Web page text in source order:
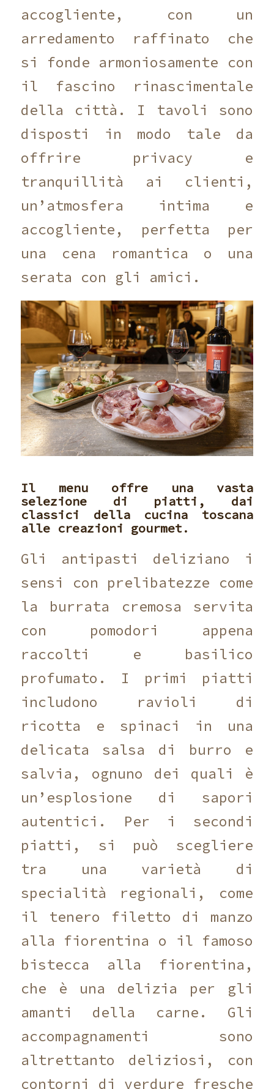
accogliente, con un
arredamento raffinato che
si fonde armoniosamente con
il fascino rinascimentale
della città. I tavoli sono
disposti in modo tale da
offrire privacy e
tranquillità ai clienti,
un’atmosfera intima e
accogliente, perfetta per
una cena romantica o una
serata con gli amici.
Il menu offre una vasta
selezione di piatti, dai
classici della cucina toscana
alle creazioni gourmet.
Gli antipasti deliziano i
sensi con prelibatezze come
la burrata cremosa servita
con pomodori appena
raccolti e basilico
profumato. I primi piatti
includono ravioli di
ricotta e spinaci in una
delicata salsa di burro e
salvia, ognuno dei quali è
un’esplosione di sapori
autentici. Per i secondi
piatti, si può scegliere
tra una varietà di
specialità regionali, come
il tenero filetto di manzo
alla fiorentina o il famoso
bistecca alla fiorentina,
che è una delizia per gli
amanti della carne. Gli
accompagnamenti sono
altrettanto deliziosi, con
contorni di verdure fresche